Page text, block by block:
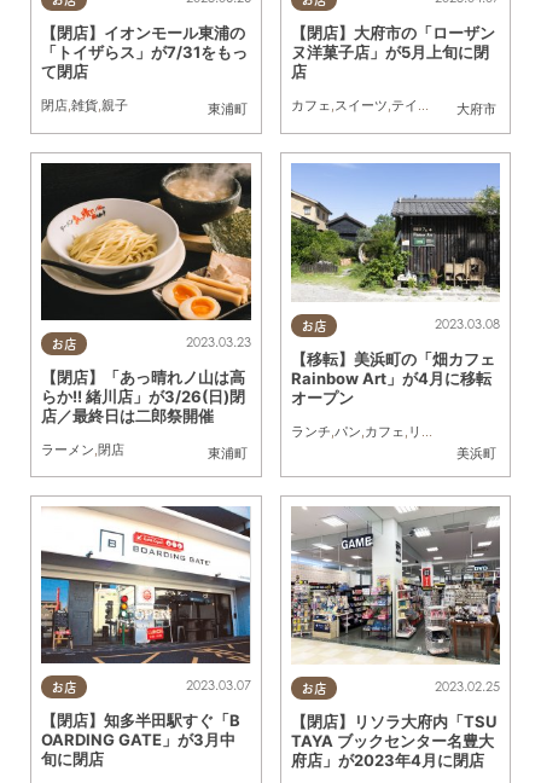
東浦町
【閉店】イオンモール東浦の
「トイザらス」が7/31をもっ
て閉店
閉店,雑貨,親子 大府市
【閉店】大府市の「ローザン
ヌ洋菓子店」が5月上旬に閉
店
カフェ,スイーツ,テイクアウト ,閉店
お店
東浦町
2023.03.23
【閉店】「あっ晴れノ山は高
らか!! 緒川店」が3/26(日)閉
店／最終日は二郎祭開催
ラーメン,閉店
お店
美浜町
2023.03.08
【移転】美浜町の「畑カフェ
Rainbow Art」が4月に移転
オープン
ランチ,パン,カフェ, リニューアル
お店 2023.03.07
【閉店】知多半田駅すぐ「B
OARDING GATE」が3月中
旬に閉店
お店 2023.02.25
【閉店】リソラ大府内「TSU
TAYA ブックセンター名豊大
府店」が2023年4月に閉店